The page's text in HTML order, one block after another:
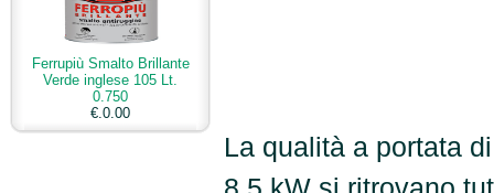
Ferrupiù Smalto Brillante
Verde inglese 105 Lt.
0.750
€.0.00
La qualità a portata